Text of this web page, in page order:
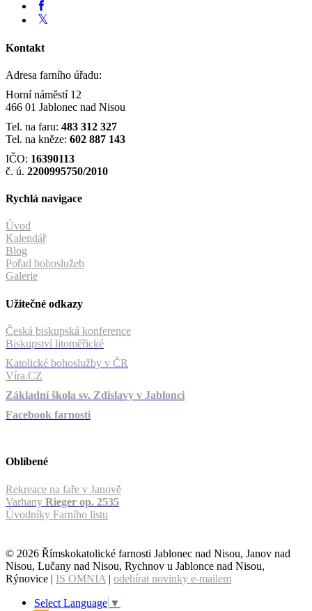
Kontakt
Adresa farního úřadu:
Horní náměstí 12
466 01 Jablonec nad Nisou
Tel. na faru: 483 312 327
Tel. na kněze: 602 887 143
IČO: 16390113
č. ú. 2200995750/2010
Rychlá navigace
Úvod
Kalendář
Blog
Pořad bohoslužeb
Galerie
Užitečné odkazy
Česká biskupská konference
Biskupství litoměřické
Katolické bohoslužby v ČR
Víra.CZ
Základní škola sv. Zdislavy v Jablonci
Facebook farnosti
Oblíbené
Rekreace na faře v Janově
Varhany Rieger op. 2535
Úvodníky Farního listu
© 2026 Římskokatolické farnosti Jablonec nad Nisou, Janov nad
Nisou, Lučany nad Nisou, Rychnov u Jablonce nad Nisou,
Rýnovice | IS OMNIA | odebírat novinky e-mailem
Select Language ▼